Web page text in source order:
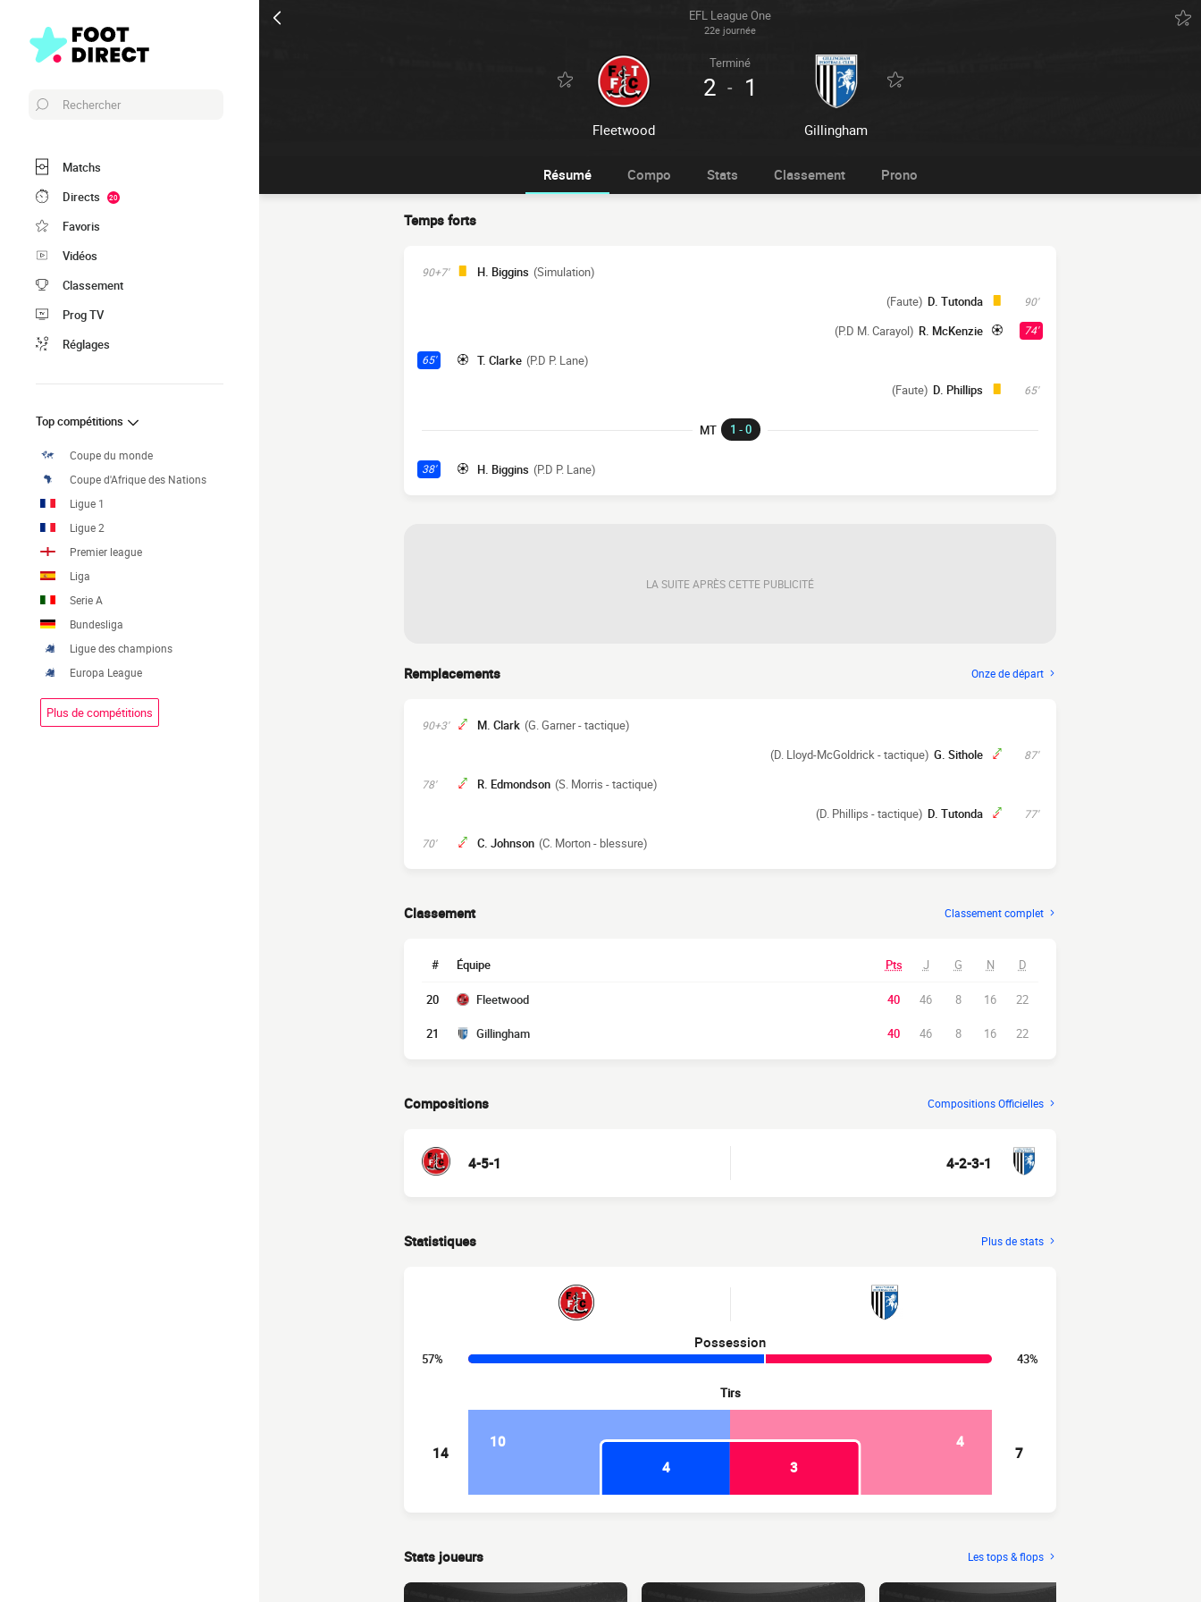
EFL League One
22e journée
Fleetwood
Terminé
2 - 1
Gillingham
Rechercher
Matchs
Directs
20
Favoris
Vidéos
Classement
Prog TV
Réglages
Top compétitions
Coupe du monde
Coupe d'Afrique des Nations
Ligue 1
Ligue 2
Premier league
Liga
Serie A
Bundesliga
Ligue des champions
Europa League
Plus de compétitions
Résumé Compo Stats Classement Prono
Temps forts
90+7' H. Biggins (Simulation)
90'
D. Tutonda
(Faute)
74'
R. McKenzie
(P.D M. Carayol)
65' T. Clarke (P.D P. Lane)
65'
D. Phillips
(Faute)
MT 1 - 0
38' H. Biggins (P.D P. Lane)
LA SUITE APRÈS CETTE PUBLICITÉ
Remplacements Onze de départ
90+3' M. Clark (G. Garner - tactique)
87'
G. Sithole
(D. Lloyd-McGoldrick - tactique)
78' R. Edmondson (S. Morris - tactique)
77'
D. Tutonda
(D. Phillips - tactique)
70' C. Johnson (C. Morton - blessure)
Classement Classement complet
# Équipe Pts J G N D
20 Fleetwood 40 46 8 16 22
21 Gillingham 40 46 8 16 22
Compositions Compositions Officielles
4-5-1 4-2-3-1
Statistiques Plus de stats
Possession
57% 43%
Tirs
14
10
4
4
3
7
Stats joueurs Les tops & flops